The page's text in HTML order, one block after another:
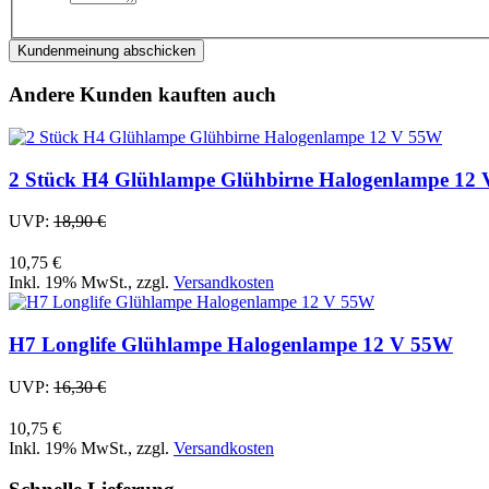
Kundenmeinung abschicken
Andere Kunden kauften auch
2 Stück H4 Glühlampe Glühbirne Halogenlampe 12
UVP: 18,90 €
10,75 €
Inkl. 19% MwSt., zzgl. Versandkosten
H7 Longlife Glühlampe Halogenlampe 12 V 55W
UVP: 16,30 €
10,75 €
Inkl. 19% MwSt., zzgl. Versandkosten